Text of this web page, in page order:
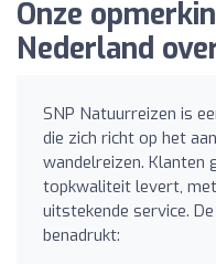
Onze
Nederland
SNP Natuurreizen is
die zich richt op het
wandelreizen. Klanten
topkwaliteit levert,
uitstekende service.
benadrukt: